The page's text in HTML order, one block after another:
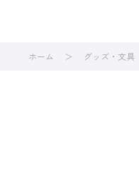
ホーム グッズ・文具